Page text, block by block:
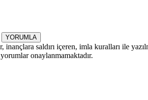
saldırı içeren, imla kuralları ile
onaylanmamaktadır.